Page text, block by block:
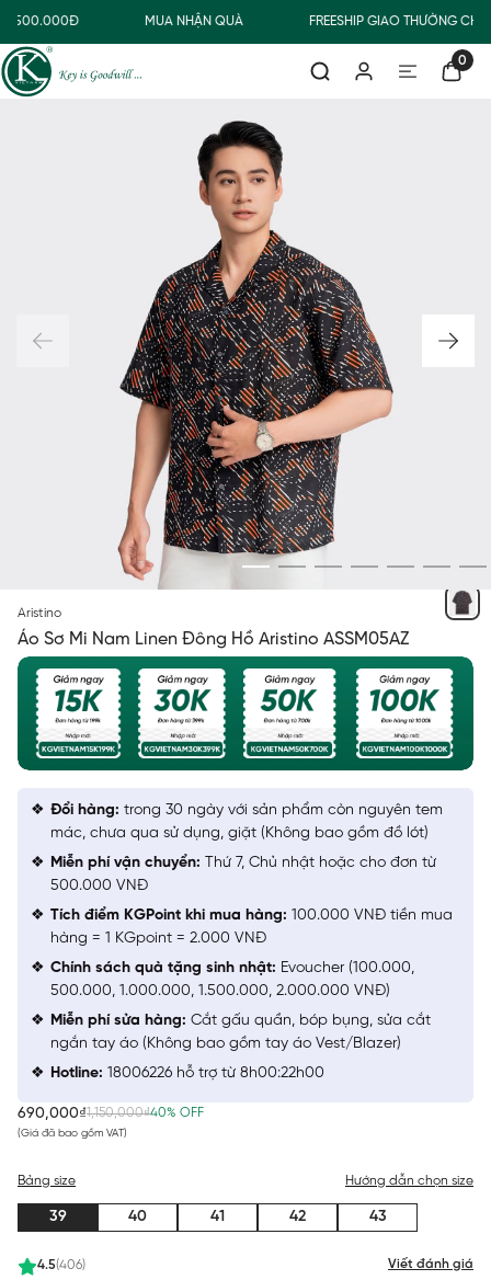
500.000Đ MUA NHẬN QUÀ FREESHIP GIAO THƯỜNG
0
Aristino
Áo Sơ Mi Nam Linen Đông Hồ Aristino ASSM05AZ
690,000₫1,150,000₫40% OFF
(Giá đã bao gồm VAT)
4.5(406) Viết đánh giá
Bảng size Hướng dẫn chọn size
39 40 41 42 43
Đổi hàng: trong 30 ngày với sản phẩm còn nguyên tem
mác, chưa qua sử dụng, giặt (Không bao gồm đồ lót)
Miễn phí vận chuyển: Thứ 7, Chủ nhật hoặc cho đơn từ
500.000 VNĐ
Tích điểm KGPoint khi mua hàng: 100.000 VNĐ tiền mua
hàng = 1 KGpoint = 2.000 VNĐ
Chính sách quà tặng sinh nhật: Evoucher (100.000,
500.000, 1.000.000, 1.500.000, 2.000.000 VNĐ)
Miễn phí sửa hàng: Cắt gấu quần, bóp bụng, sửa cắt
ngắn tay áo (Không bao gồm tay áo Vest/Blazer)
Hotline: 18006226 hỗ trợ từ 8h00:22h00